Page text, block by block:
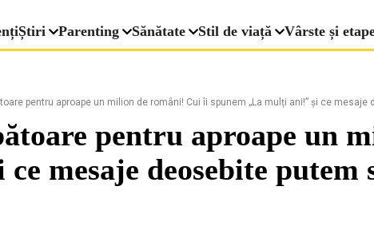
Știri Parenting Sănătate Stil de viață Vârste și
pentru aproape un milion de români! Cui îi spunem „La mulți ani!” și ce
pentru aproape un
mesaje deosebite